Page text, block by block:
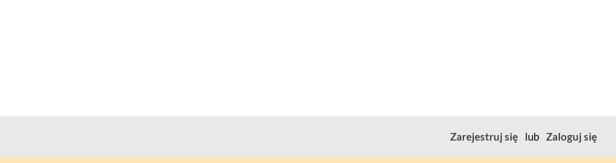
Zarejestruj się lub Zaloguj się